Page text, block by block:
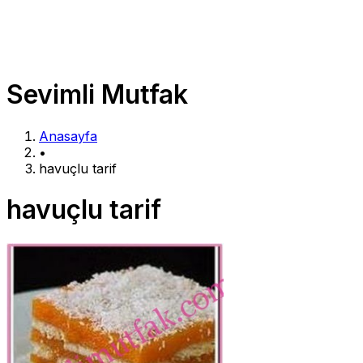
Sevimli Mutfak
Anasayfa
•
havuçlu tarif
havuçlu tarif